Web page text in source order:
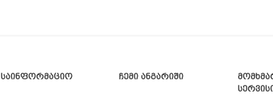
საინფორმაციო ჩემი ანგარიში